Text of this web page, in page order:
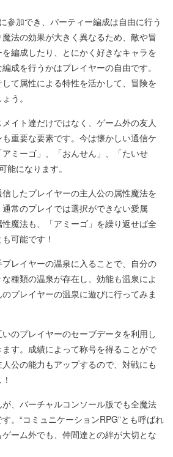
参加でき、パーティー編成は自由に行う
魔法の効果が大きく異なるため、敵や冒
編成したり、とにかく好きなキャラを
成を行うかはプレイヤーの自由です。
て属性による特性を活かして、冒険を
う。
イト達だけではなく、ゲーム外の友人
重要な要素です。今は懐かしい通信ケ
ミーゴ」、「おんせん」、「たいせ
能になります。
信したプレイヤーの主人公の属性魔法を
常のプレイでは選択ができない愛属
魔法も、「アミーゴ」を繰り返せば全
可能です！
プレイヤーの温泉に入ることで、自分の
種類の温泉が存在し、効能も温泉によ
プレイヤーの温泉に遊びに行ってみま
いのプレイヤーのセーブデータを利用し
す。成績によって称号を得ることがで
公の能力もアップするので、対戦にも
、バーチャルコンソール版でも全魔法
。“コミュニケーションRPG”とも呼ばれ
ーム外でも、仲間達との絆が大切とな